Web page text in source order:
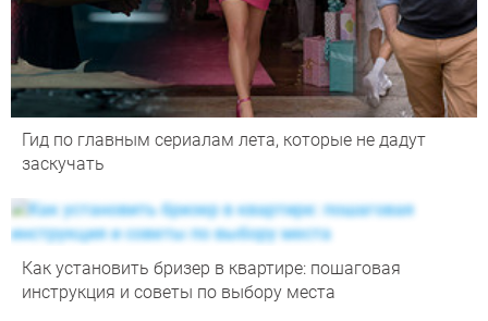
Гид по главным сериалам лета, которые не дадут
заскучать
Как установить бризер в квартире: пошаговая
инструкция и советы по выбору места